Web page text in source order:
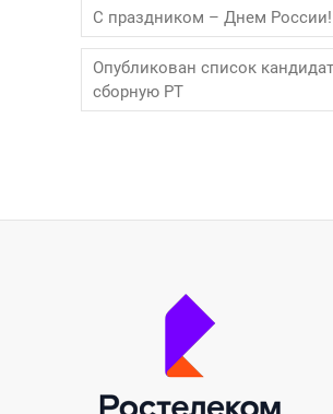
С праздником – Днем России!
Опубликован список
сборную РТ